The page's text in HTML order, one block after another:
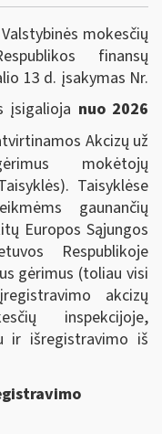
mokesčių
finansų
13 d. įsakymas Nr.
įsigalioja nuo 2026
Akcizų už
mokėtojų
Taisyklėse
gaunančių
Europos Sąjungos
Respublikoje
gėrimus (toliau visi
akcizų
inspekcijoje,
ir išregistravimo iš